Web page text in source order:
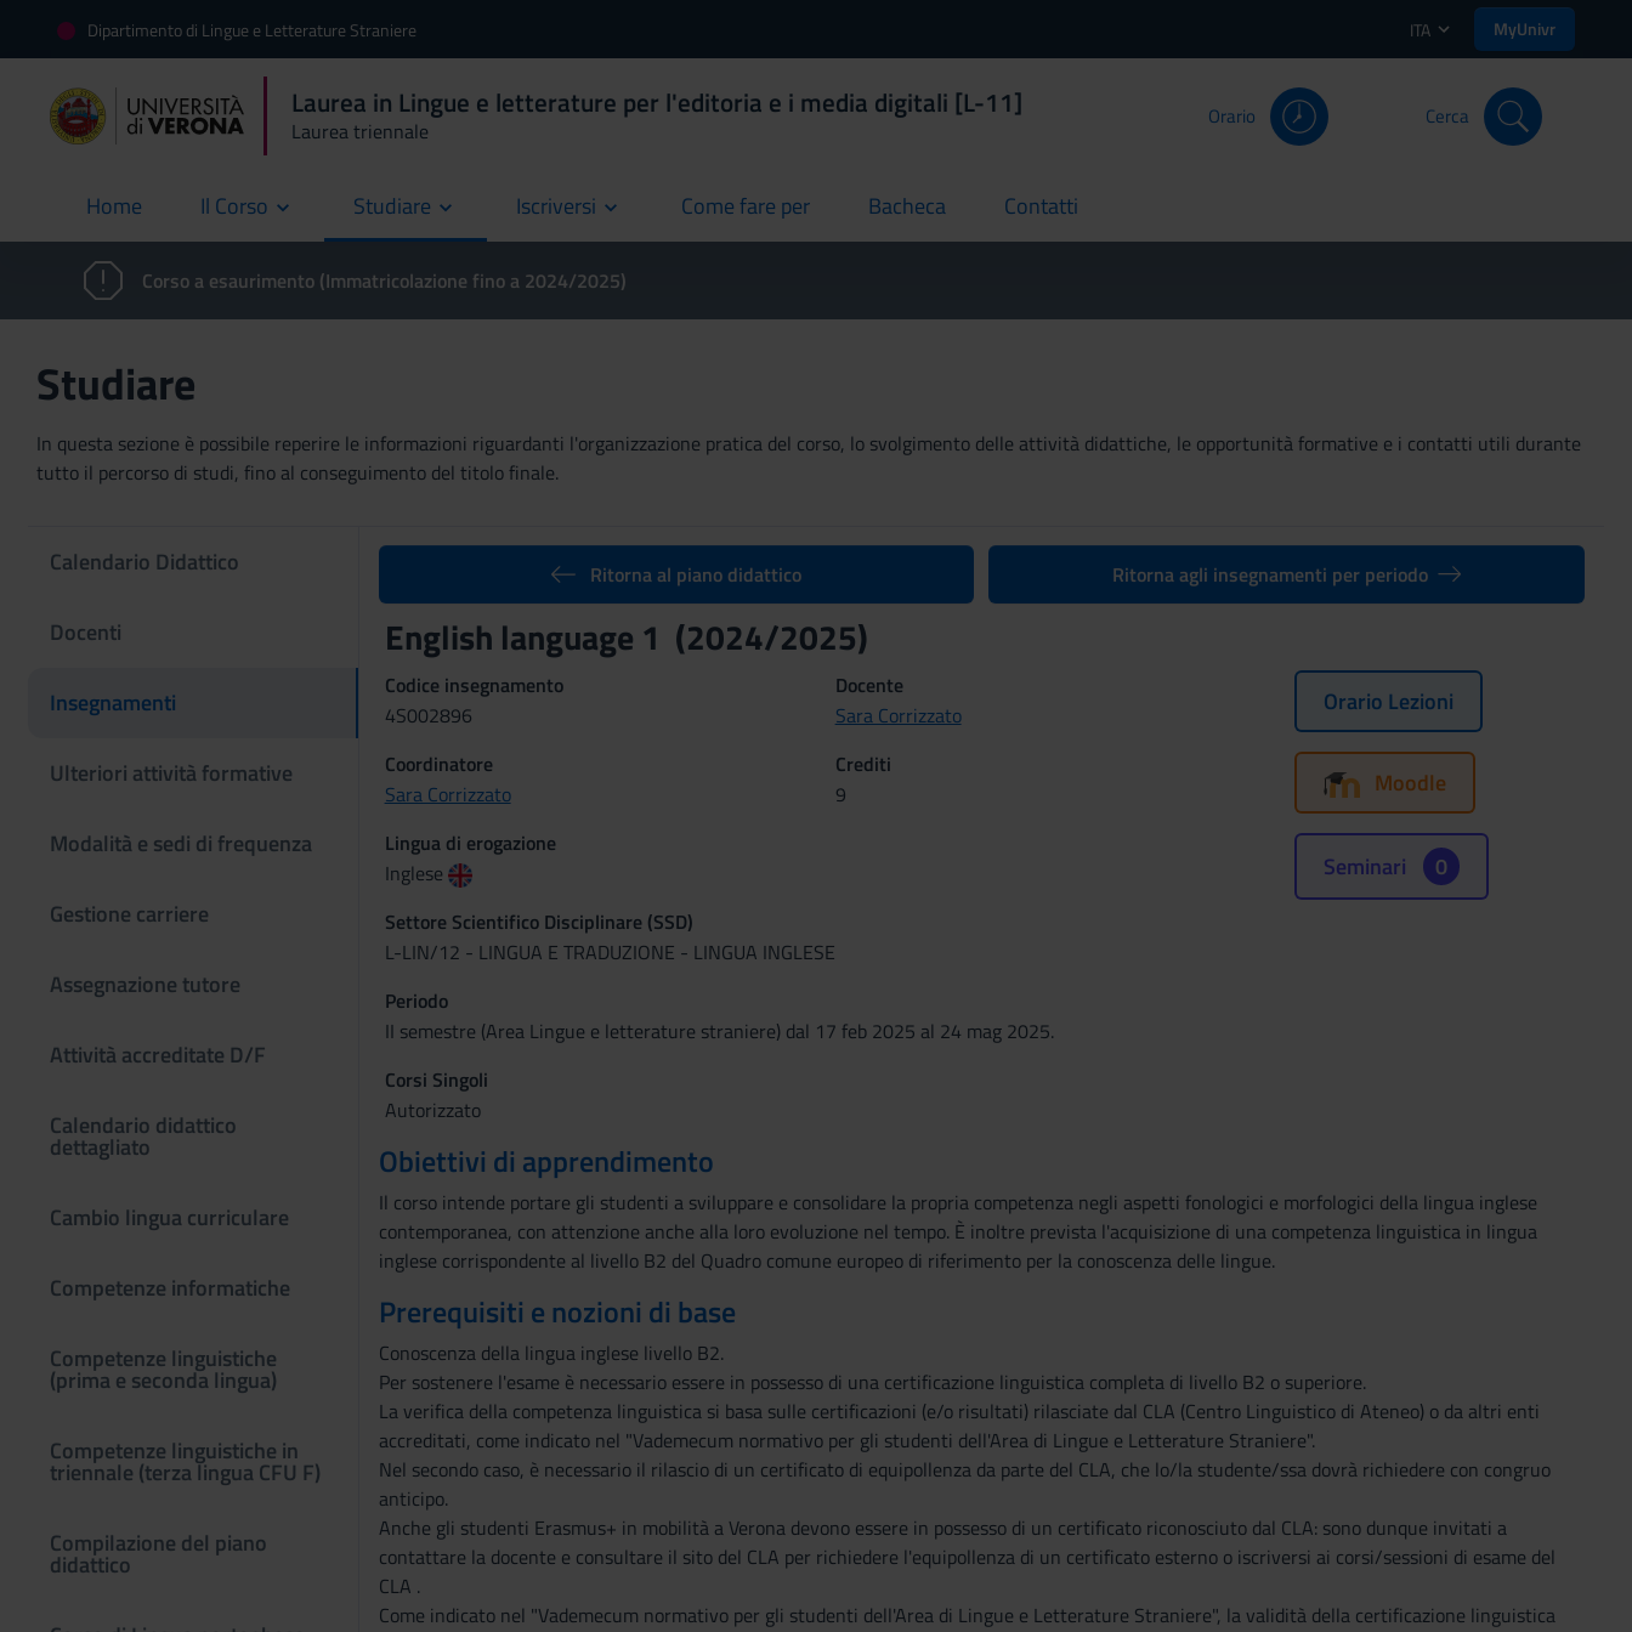
Dipartimento di Lingue e Letterature Straniere ITA MyUnivr
Laurea in Lingue e letterature per l'editoria e i media digitali [L-11]
Laurea triennale
Orario Cerca
Home
current Il Corso Studiare Iscriversi Come fare per
current Bacheca
current Contatti
current
Corso a esaurimento (Immatricolazione fino a 2024/2025)
Studiare
In questa sezione è possibile reperire le informazioni riguardanti l'organizzazione pratica del corso, lo svolgimento delle attività didattiche, le opportunità formative e i contatti utili durante
tutto il percorso di studi, fino al conseguimento del titolo finale.
Calendario Didattico
Docenti
Insegnamenti
Ulteriori attività formative
Modalità e sedi di frequenza
Gestione carriere
Assegnazione tutore
Attività accreditate D/F
Calendario didattico
dettagliato
Cambio lingua curriculare
Competenze informatiche
Competenze linguistiche
(prima e seconda lingua)
Competenze linguistiche in
triennale (terza lingua CFU F)
Compilazione del piano
didattico
Ritorna al piano didattico Ritorna agli insegnamenti per periodo
English language 1 (2024/2025)
Codice insegnamento
4S002896
Docente
Sara Corrizzato
Coordinatore
Sara Corrizzato
Crediti
9
Lingua di erogazione
Inglese
Settore Scientifico Disciplinare (SSD)
L-LIN/12 - LINGUA E TRADUZIONE - LINGUA INGLESE
Periodo
II semestre (Area Lingue e letterature straniere) dal 17 feb 2025 al 24 mag 2025.
Corsi Singoli
Autorizzato
Orario Lezioni
Moodle
Seminari 0
Obiettivi di apprendimento
Il corso intende portare gli studenti a sviluppare e consolidare la propria competenza negli aspetti fonologici e morfologici della lingua inglese
contemporanea, con attenzione anche alla loro evoluzione nel tempo. È inoltre prevista l'acquisizione di una competenza linguistica in lingua
inglese corrispondente al livello B2 del Quadro comune europeo di riferimento per la conoscenza delle lingue.
Prerequisiti e nozioni di base
Conoscenza della lingua inglese livello B2.
Per sostenere l'esame è necessario essere in possesso di una certificazione linguistica completa di livello B2 o superiore.
La verifica della competenza linguistica si basa sulle certificazioni (e/o risultati) rilasciate dal CLA (Centro Linguistico di Ateneo) o da altri enti
accreditati, come indicato nel "Vademecum normativo per gli studenti dell'Area di Lingue e Letterature Straniere".
Nel secondo caso, è necessario il rilascio di un certificato di equipollenza da parte del CLA, che lo/la studente/ssa dovrà richiedere con congruo
anticipo.
Anche gli studenti Erasmus+ in mobilità a Verona devono essere in possesso di un certificato riconosciuto dal CLA: sono dunque invitati a
contattare la docente e consultare il sito del CLA per richiedere l'equipollenza di un certificato esterno o iscriversi ai corsi/sessioni di esame del
CLA .
Come indicato nel "Vademecum normativo per gli studenti dell'Area di Lingue e Letterature Straniere", la validità della certificazione linguistica